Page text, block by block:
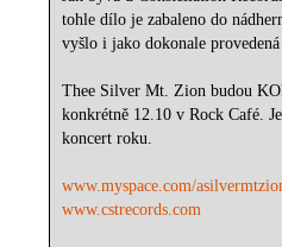
tohle dílo je zabaleno do
vyšlo i jako dokonale
Thee Silver Mt. Zion budou
konkrétně 12.10 v Rock Café.
koncert roku.
www.myspace.com/
www.cstrecords.com